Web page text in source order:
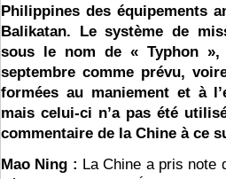
Philippines des équipements
Balikatan. Le système de
sous le nom de « Typhon »,
septembre comme prévu,
formées au maniement et à
mais celui-ci n’a pas été
commentaire de la Chine à ce
Mao Ning : La Chine a pris note